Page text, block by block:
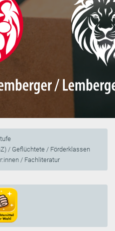
/ Geflüchtete / Förderklassen
/ Fachliteratur